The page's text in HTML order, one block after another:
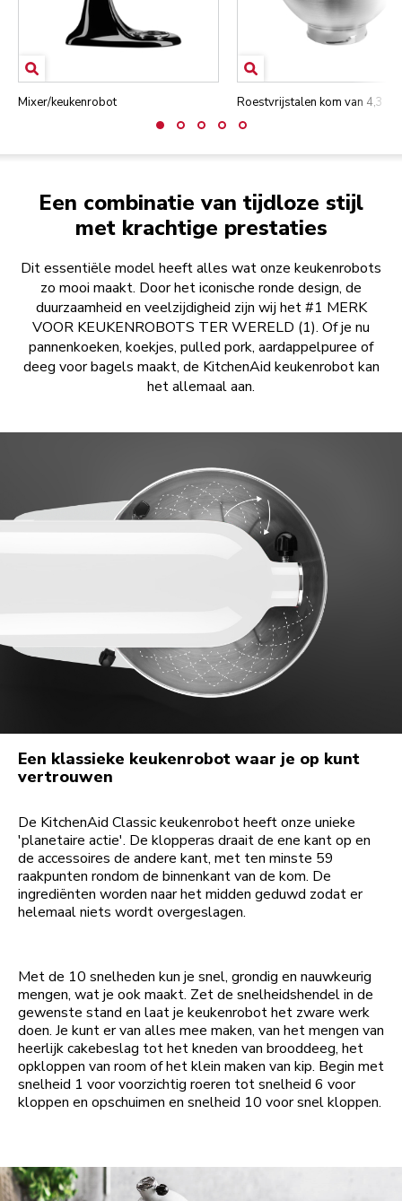
Mixer/keukenrobot Roestvrijstalen kom van 4,3 L
Een combinatie van tijdloze stijl
met krachtige prestaties
Dit essentiële model heeft alles wat onze keukenrobots
zo mooi maakt. Door het iconische ronde design, de
duurzaamheid en veelzijdigheid zijn wij het #1 MERK
VOOR KEUKENROBOTS TER WERELD (1). Of je nu
pannenkoeken, koekjes, pulled pork, aardappelpuree of
deeg voor bagels maakt, de KitchenAid keukenrobot kan
het allemaal aan.
Een klassieke keukenrobot waar je op kunt
vertrouwen
De KitchenAid Classic keukenrobot heeft onze unieke
'planetaire actie'. De klopperas draait de ene kant op en
de accessoires de andere kant, met ten minste 59
raakpunten rondom de binnenkant van de kom. De
ingrediënten worden naar het midden geduwd zodat er
helemaal niets wordt overgeslagen.
Met de 10 snelheden kun je snel, grondig en nauwkeurig
mengen, wat je ook maakt. Zet de snelheidshendel in de
gewenste stand en laat je keukenrobot het zware werk
doen. Je kunt er van alles mee maken, van het mengen van
heerlijk cakebeslag tot het kneden van brooddeeg, het
opkloppen van room of het klein maken van kip. Begin met
snelheid 1 voor voorzichtig roeren tot snelheid 6 voor
kloppen en opschuimen en snelheid 10 voor snel kloppen.